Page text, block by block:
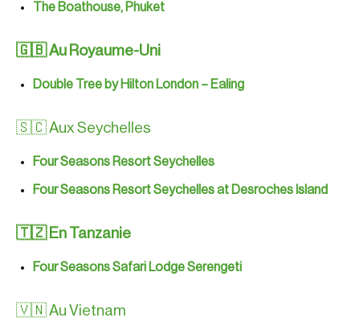
The Boathouse, Phuket
🇬🇧 Au Royaume-Uni
Double Tree by Hilton London – Ealing
🇸🇨 Aux Seychelles
Four Seasons Resort Seychelles
Four Seasons Resort Seychelles at Desroches Island
🇹🇿 En Tanzanie
Four Seasons Safari Lodge Serengeti
🇻🇳 Au Vietnam